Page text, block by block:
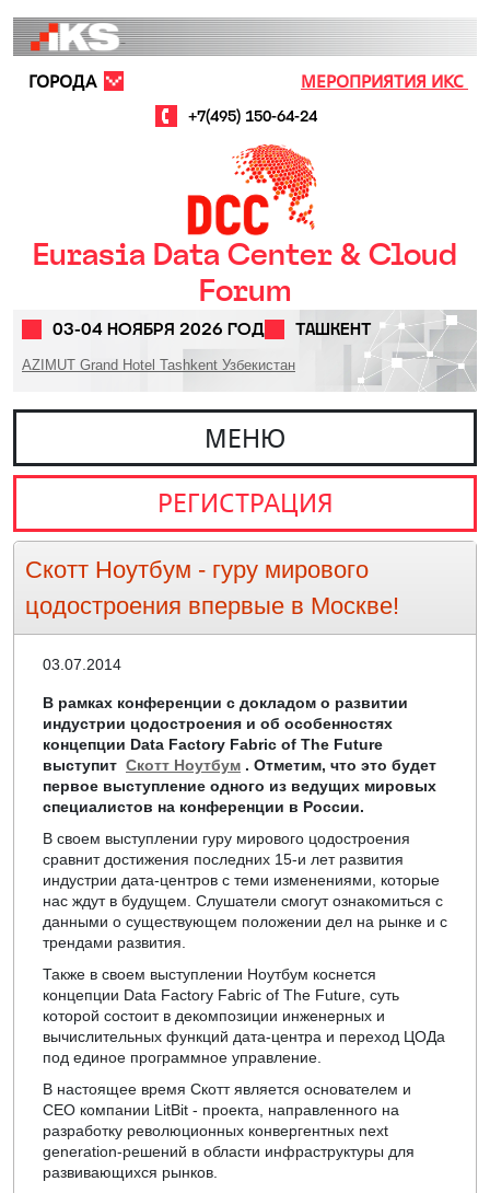
МЕРОПРИЯТИЯ ИКС
+7(495) 150-64-24
ГОРОДА
Eurasia Data Center & Cloud
Forum
03-04 НОЯБРЯ 2026 ГОД ТАШКЕНТ
AZIMUT Grand Hotel Tashkent Узбекистан
МЕНЮ
РЕГИСТРАЦИЯ
Скотт Ноутбум - гуру мирового
цодостроения впервые в Москве!
03.07.2014
В рамках конференции с докладом о развитии
индустрии цодостроения и об особенностях
концепции Data Factory Fabric of The Future
выступит Скотт Ноутбум . Отметим, что это будет
первое выступление одного из ведущих мировых
специалистов на конференции в России.
В своем выступлении гуру мирового цодостроения
сравнит достижения последних 15-и лет развития
индустрии дата-центров с теми изменениями, которые
нас ждут в будущем. Слушатели смогут ознакомиться с
данными о существующем положении дел на рынке и с
трендами развития.
Также в своем выступлении Ноутбум коснется
концепции Data Factory Fabric of The Future, суть
которой состоит в декомпозиции инженерных и
вычислительных функций дата-центра и переход ЦОДа
под единое программное управление.
В настоящее время Скотт является основателем и
CEO компании LitBit - проекта, направленного на
разработку революционных конвергентных next
generation-решений в области инфраструктуры для
развивающихся рынков.